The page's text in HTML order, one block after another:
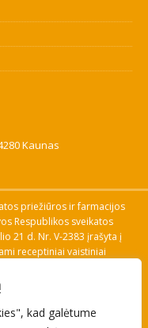
kad galėtume
Kaunas
priežiūros ir farmacijos
Respublikos sveikatos
21 d. Nr. V-2383 įrašyta į
receptiniai vaistiniai
Vaistų ir medicinos
tinklalapis, Sveikatos
apie įtariamą